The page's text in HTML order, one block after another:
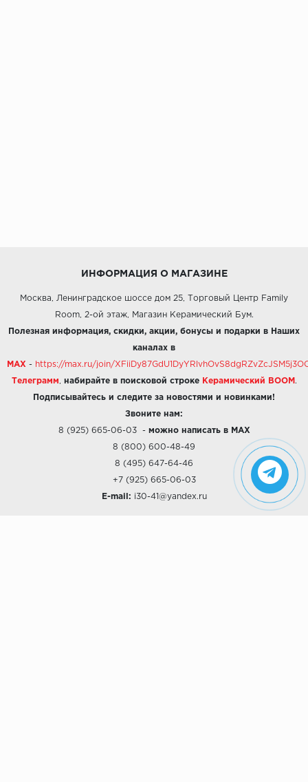
ИНФОРМАЦИЯ О МАГАЗИНЕ
Москва, Ленинградское шоссе дом 25, Торговый Центр Family
Room, 2-ой этаж, Магазин Керамический Бум.
Полезная информация, скидки, акции, бонусы и подарки в Наших
каналах в
MAX - https://max.ru/join/
Телеграмм набирайте в поисковой строке Керамический BOOM .
Подписывайтесь и следите за новостями и новинками!
Звоните нам:
8 (925) 665-06-03- можно написать в MAX
8 (800) 600-48-49
8 (495) 647-64-46
+7 (925) 665-06-03
E-mail: i30-41@yandex.ru